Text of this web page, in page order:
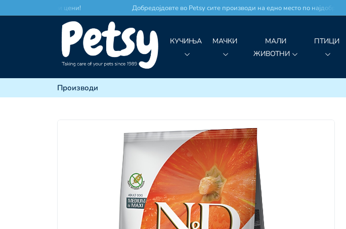
по најдобри цени! Добредојдовте во Petsy сите производи на едно место по најдобри цени!
КУЧИЊА МАЧКИ
МАЛИ
ЖИВОТНИ
ПТИЦИ
Производи